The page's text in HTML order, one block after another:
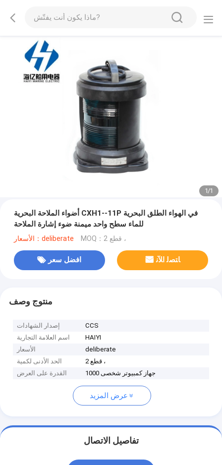
1/1
أضواء الملاحة البحرية CXH1--11P في الهواء الطلق البحرية
للماء سطح واحد ميمنة ضوء إشارة الملاحة
الأسعار：deliberate MOQ：2 قطع ،
افضل سعر ﺎﺘﺼﻟ ﺍﻶﻧ
منتوج وصف
إصدار الشهادات
CCS
اسم العلامة التجارية
HAIYI
الأسعار
deliberate
الحد الأدنى لكمية
2 قطع ،
القدرة على العرض
جهاز كمبيوتر شخصى 1000
عرض المزيد
تفاصيل الاتصال